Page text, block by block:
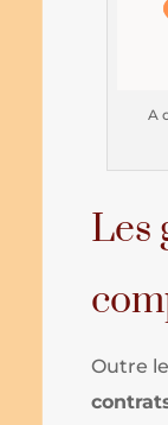
A
Les
Outre